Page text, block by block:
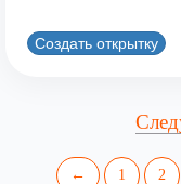
Создать открытку
← 1 2